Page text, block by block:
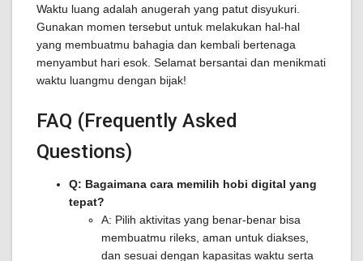
Waktu luang adalah anugerah yang patut disyukuri.
Gunakan momen tersebut untuk melakukan hal-hal
yang membuatmu bahagia dan kembali bertenaga
menyambut hari esok. Selamat bersantai dan menikmati
waktu luangmu dengan bijak!
FAQ (Frequently Asked
Questions)
Q: Bagaimana cara memilih hobi digital yang
tepat?
A: Pilih aktivitas yang benar-benar bisa
membuatmu rileks, aman untuk diakses,
dan sesuai dengan kapasitas waktu serta